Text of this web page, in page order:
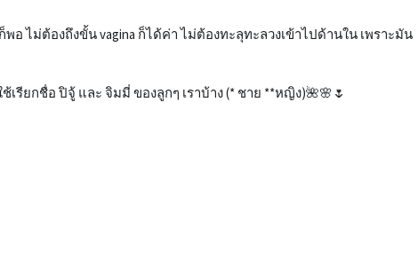
อ ไม่ต้องถึงขั้น vagina ก็ได้ค่า ไม่ต้องทะลุทะลวงเข้าไปด้านใน เพราะมัน
เรียกชื่อ ปิจู้ และ จิมมี่ ของลูกๆ เราบ้าง (* ชาย **หญิง)🌺🌸🌷